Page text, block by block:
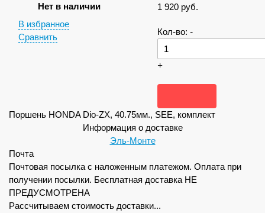
Нет в наличии
В избранное
Сравнить
1 920 руб.
Кол-во: -
+
Поршень HONDA Dio-ZX, 40.75мм., SEE, комплект
Информация о доставке
Эль-Монте
Почта
Почтовая посылка с наложенным платежом. Оплата при
получении посылки. Бесплатная доставка НЕ
ПРЕДУСМОТРЕНА
Рассчитываем стоимость доставки...